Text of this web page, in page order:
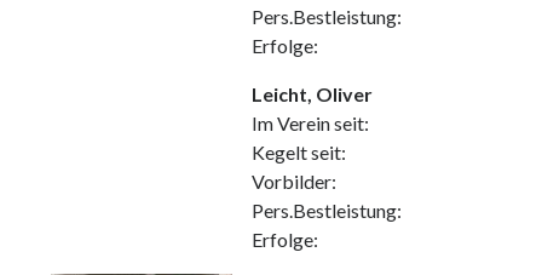
Pers.Bestleistung:
Erfolge:
Leicht, Oliver
Im Verein seit:
Kegelt seit:
Vorbilder:
Pers.Bestleistung:
Erfolge: